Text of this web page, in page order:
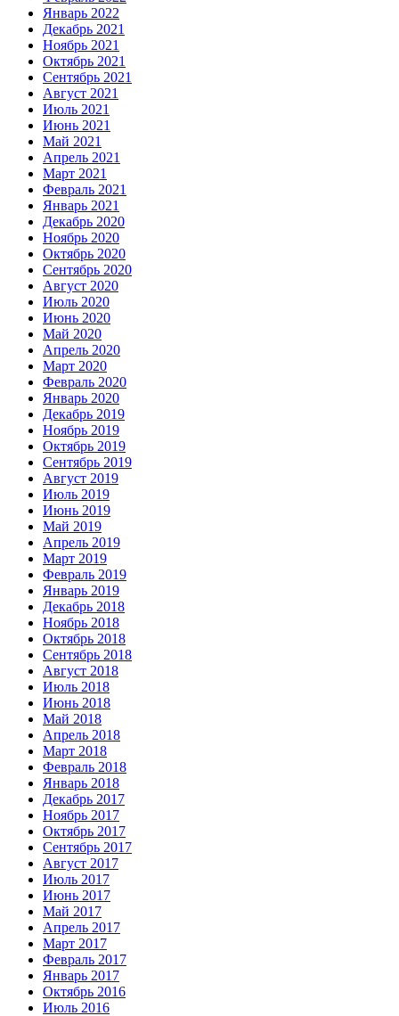
Январь 2022
Декабрь 2021
Ноябрь 2021
Октябрь 2021
Сентябрь 2021
Август 2021
Июль 2021
Июнь 2021
Май 2021
Апрель 2021
Март 2021
Февраль 2021
Январь 2021
Декабрь 2020
Ноябрь 2020
Октябрь 2020
Сентябрь 2020
Август 2020
Июль 2020
Июнь 2020
Май 2020
Апрель 2020
Март 2020
Февраль 2020
Январь 2020
Декабрь 2019
Ноябрь 2019
Октябрь 2019
Сентябрь 2019
Август 2019
Июль 2019
Июнь 2019
Май 2019
Апрель 2019
Март 2019
Февраль 2019
Январь 2019
Декабрь 2018
Ноябрь 2018
Октябрь 2018
Сентябрь 2018
Август 2018
Июль 2018
Июнь 2018
Май 2018
Апрель 2018
Март 2018
Февраль 2018
Январь 2018
Декабрь 2017
Ноябрь 2017
Октябрь 2017
Сентябрь 2017
Август 2017
Июль 2017
Июнь 2017
Май 2017
Апрель 2017
Март 2017
Февраль 2017
Январь 2017
Октябрь 2016
Июль 2016